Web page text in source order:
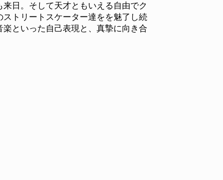
日。そして天才ともいえる自由でク
トリートスケーター達をを魅了し続
といった自己表現と、真摯に向き合